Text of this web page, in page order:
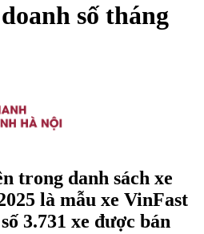
số tháng
trong danh sách xe
là mẫu xe VinFast
3.731 xe được bán